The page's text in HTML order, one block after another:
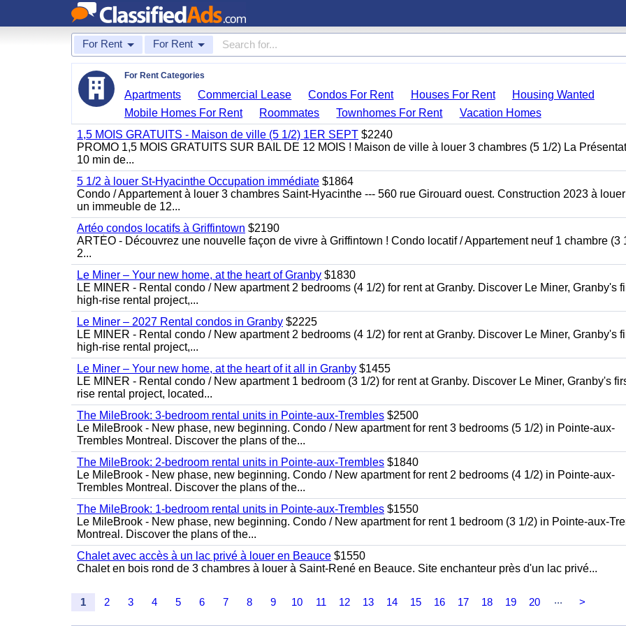
For Rent For Rent
For Rent Categories
Apartments Commercial Lease Condos For Rent Houses For Rent
Housing Wanted
Mobile Homes For Rent
Roommates Townhomes For Rent
Vacation Homes
1,5 MOIS GRATUITS - Maison de ville (5 1/2) 1ER SEPT $2240
PROMO 1,5 MOIS GRATUITS SUR BAIL DE 12 MOIS ! Maison de ville à louer 3 chambres (5 1/2) La
10 min de...
5 1/2 à louer St-Hyacinthe Occupation immédiate $1864
Condo / Appartement à louer 3 chambres Saint-Hyacinthe --- 560 rue Girouard ouest. Construction 2023 à
un immeuble de 12...
Artéo condos locatifs à Griffintown $2190
ARTÉO - Découvrez une nouvelle façon de vivre à Griffintown ! Condo locatif / Appartement neuf 1 chambre (3
2...
Le Miner – Your new home, at the heart of Granby $1830
LE MINER - Rental condo / New apartment 2 bedrooms (4 1/2) for rent at Granby. Discover Le Miner, Granby's
high-rise rental project,...
Le Miner – 2027 Rental condos in Granby $2225
LE MINER - Rental condo / New apartment 2 bedrooms (4 1/2) for rent at Granby. Discover Le Miner, Granby's
high-rise rental project,...
Le Miner – Your new home, at the heart of it all in Granby $1455
LE MINER - Rental condo / New apartment 1 bedroom (3 1/2) for rent at Granby. Discover Le Miner, Granby's
rise rental project, located...
The MileBrook: 3-bedroom rental units in Pointe-aux-Trembles $2500
Le MileBrook - New phase, new beginning. Condo / New apartment for rent 3 bedrooms (5 1/2) in Pointe-aux-
Trembles Montreal. Discover the plans of the...
The MileBrook: 2-bedroom rental units in Pointe-aux-Trembles $1840
Le MileBrook - New phase, new beginning. Condo / New apartment for rent 2 bedrooms (4 1/2) in Pointe-aux-
Trembles Montreal. Discover the plans of the...
The MileBrook: 1-bedroom rental units in Pointe-aux-Trembles $1550
Le MileBrook - New phase, new beginning. Condo / New apartment for rent 1 bedroom (3 1/2) in Pointe-aux-
Montreal. Discover the plans of the...
Chalet avec accès à un lac privé à louer en Beauce $1550
Chalet en bois rond de 3 chambres à louer à Saint-René en Beauce. Site enchanteur près d'un lac privé...
1 2 3 4 5 6 7 8 9 10 11 12 13 14 15 16 17 18 19 20 ... >